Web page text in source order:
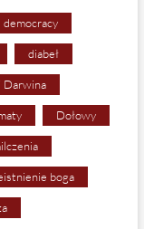
democracy
diabeł
Darwina
Dołowy
boga